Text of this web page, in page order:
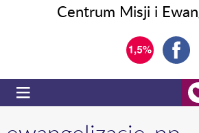
Centrum Misji i